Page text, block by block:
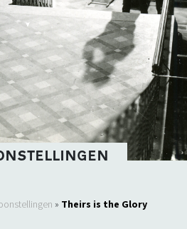
» Theirs is the Glory